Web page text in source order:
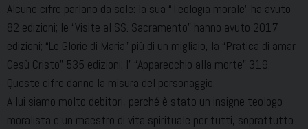
Alcune cifre parlano da sole: la sua “Teologia morale” ha avuto
82 edizioni; le “Visite al SS. Sacramento” hanno avuto 2017
edizioni; “Le Glorie di Maria” più di un migliaio, la “Pratica di amar
Gesù Cristo” 535 edizioni; l’ “Apparecchio alla morte” 319.
Queste cifre danno la misura del personaggio.
A lui siamo molto debitori, perché è stato un insigne teologo
moralista e un maestro di vita spirituale per tutti, soprattutto